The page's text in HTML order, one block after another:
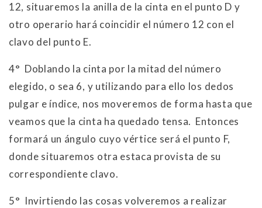
12, situaremos la anilla de la cinta en el punto D y
otro operario hará coincidir el número 12 con el
clavo del punto E.
4° Doblando la cinta por la mitad del número
elegido, o sea 6, y utilizando para ello los dedos
pulgar e índice, nos moveremos de forma hasta que
veamos que la cinta ha quedado tensa. Entonces
formará un ángulo cuyo vértice será el punto F,
donde situaremos otra estaca provista de su
correspondiente clavo.
5° Invirtiendo las cosas volveremos a realizar